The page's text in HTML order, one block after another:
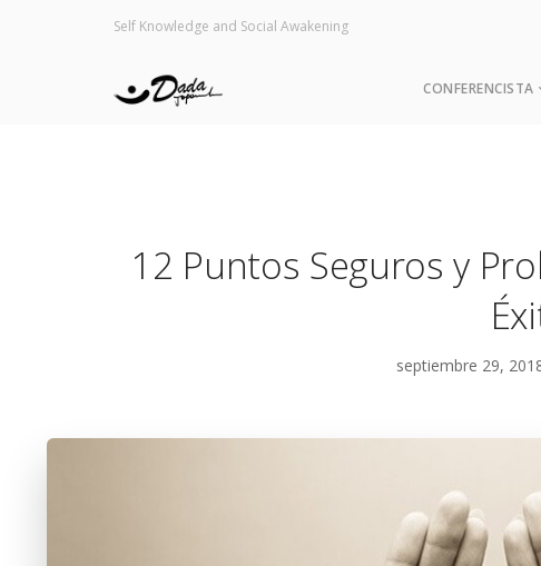
Self Knowledge and Social Awakening
CONFERENCISTA
12 Puntos Seguros y
septiembre 29,